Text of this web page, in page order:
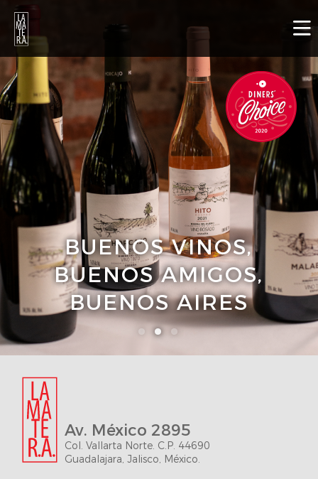
Nosotros
Galería
Menú
Contacto
Eventos
Reservar
BUENOS VINOS,
BUENOS AMIGOS,
BUENOS AIRES
• • •
Av. México 2895
Col. Vallarta Norte. C.P. 44690
Guadalajara, Jalisco, México.